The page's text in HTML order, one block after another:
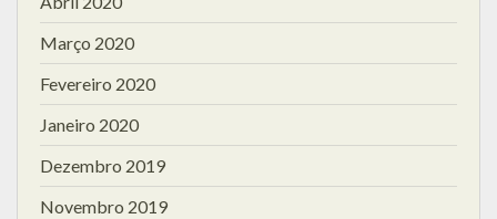
Março 2020
Fevereiro 2020
Janeiro 2020
Dezembro 2019
Novembro 2019